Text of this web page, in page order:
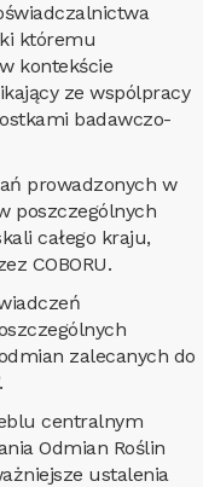
któremu
kontekście
ze wspólpracy
badawczo-
prowadzonych w
poszczególnych
całego kraju,
COBORU.
zalecanych do
centralnym
Odmian Roślin
ustalenia